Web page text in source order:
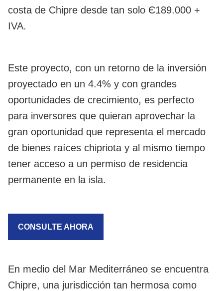
costa de Chipre desde tan solo Є189.000 +
IVA.
Este proyecto, con un retorno de la inversión
proyectado en un 4.4% y con grandes
oportunidades de crecimiento, es perfecto
para inversores que quieran aprovechar la
gran oportunidad que representa el mercado
de bienes raíces chipriota y al mismo tiempo
tener acceso a un permiso de residencia
permanente en la isla.
CONSULTE AHORA
En medio del Mar Mediterráneo se encuentra
Chipre, una jurisdicción tan hermosa como